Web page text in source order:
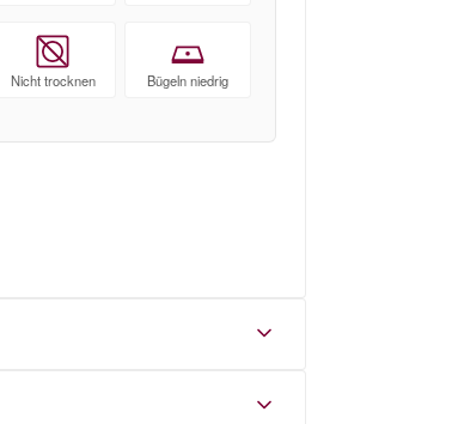
Nicht trocknen Bügeln niedrig